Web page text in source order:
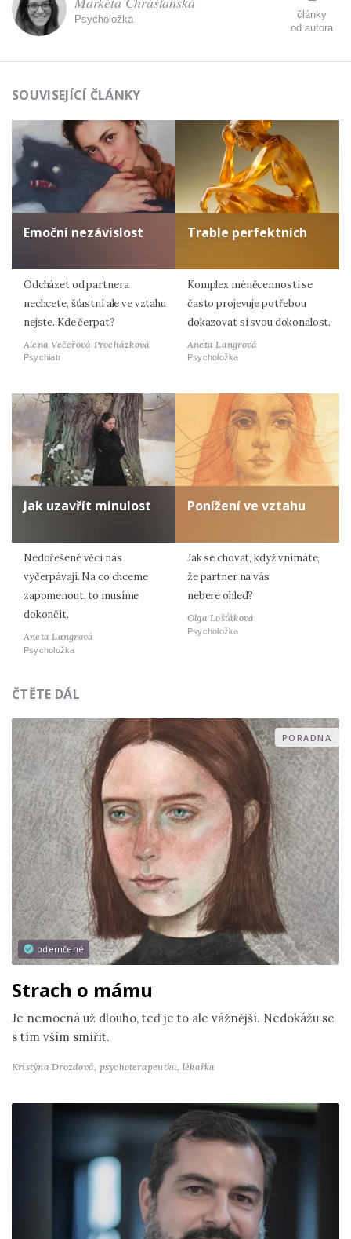
Psycholožka
články
od autora
SOUVISEJÍCÍ ČLÁNKY
Emoční nezávislost
Odcházet od partnera
nechcete, šťastní ale ve vztahu
nejste. Kde čerpat?
Alena Večeřová Procházková
Psychiatr
Trable perfektních
Komplex méněcennosti se
často projevuje potřebou
dokazovat si svou dokonalost.
Aneta Langrová
Psycholožka
Jak uzavřít minulost
Nedořešené věci nás
vyčerpávají. Na co chceme
zapomenout, to musíme
dokončit.
Aneta Langrová
Psycholožka
Ponížení ve vztahu
Jak se chovat, když vnímáte,
že partner na vás
nebere ohled?
Olga Lošťáková
Psycholožka
ČTĚTE DÁL
odemčené
PORADNA
Strach o mámu
Je nemocná už dlouho, teď je to ale vážnější. Nedokážu se
s tím vším smířit.
Kristýna Drozdová, psychoterapeutka, lékařka